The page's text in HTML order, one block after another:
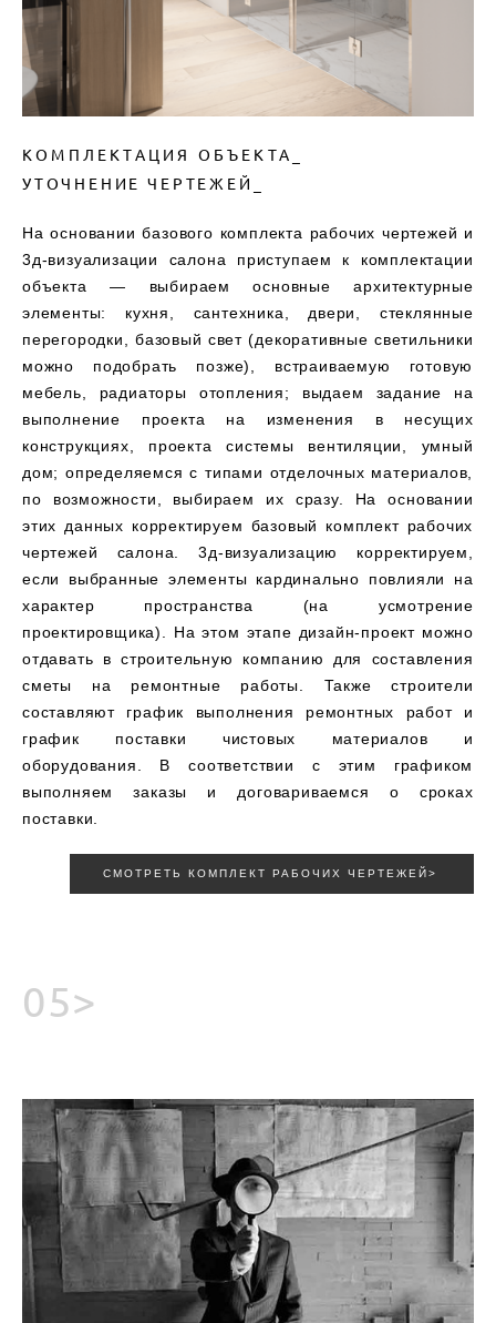
КОМПЛЕКТАЦИЯ ОБЪЕКТА_
УТОЧНЕНИЕ ЧЕРТЕЖЕЙ_
На основании базового комплекта рабочих чертежей и
3д-визуализации салона приступаем к комплектации
объекта — выбираем основные архитектурные
элементы: кухня, сантехника, двери, стеклянные
перегородки, базовый свет (декоративные светильники
можно подобрать позже), встраиваемую готовую
мебель, радиаторы отопления; выдаем задание на
выполнение проекта на изменения в несущих
конструкциях, проекта системы вентиляции, умный
дом; определяемся с типами отделочных материалов,
по возможности, выбираем их сразу. На основании
этих данных корректируем базовый комплект рабочих
чертежей салона. 3д-визуализацию корректируем,
если выбранные элементы кардинально повлияли на
характер пространства (на усмотрение
проектировщика). На этом этапе дизайн-проект можно
отдавать в строительную компанию для составления
сметы на ремонтные работы. Также строители
составляют график выполнения ремонтных работ и
график поставки чистовых материалов и
оборудования. В соответствии с этим графиком
выполняем заказы и договариваемся о сроках
поставки.
СМОТРЕТЬ КОМПЛЕКТ РАБОЧИХ ЧЕРТЕЖЕЙ>
05>